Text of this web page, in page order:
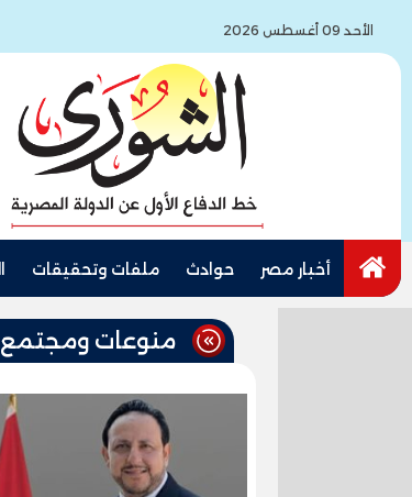
الأحد 09 أغسطس 2026
أخبار مصر حوادث ملفات وتحقيقات
منوعات ومجتمع